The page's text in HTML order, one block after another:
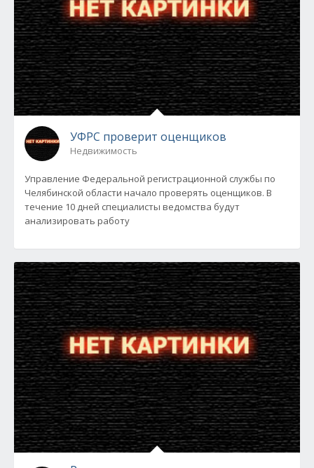
УФРС проверит оценщиков
Недвижимость
Управление Федеральной регистрационной службы по
Челябинской области начало проверять оценщиков. В
течение 10 дней специалисты ведомства будут
анализировать работу